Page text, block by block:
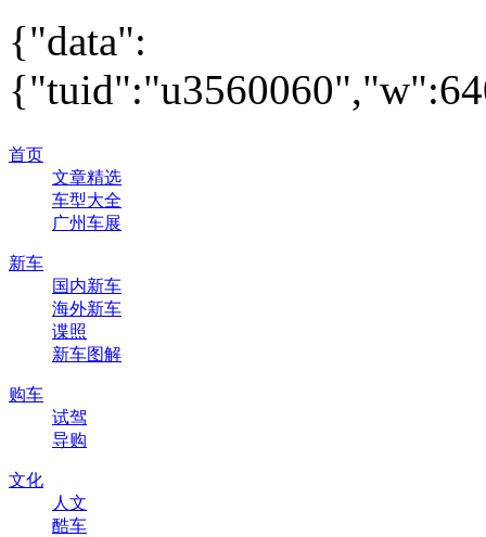
{"data":
首页
文章精选
车型大全
广州车展
新车
国内新车
海外新车
谍照
新车图解
购车
试驾
导购
文化
人文
酷车